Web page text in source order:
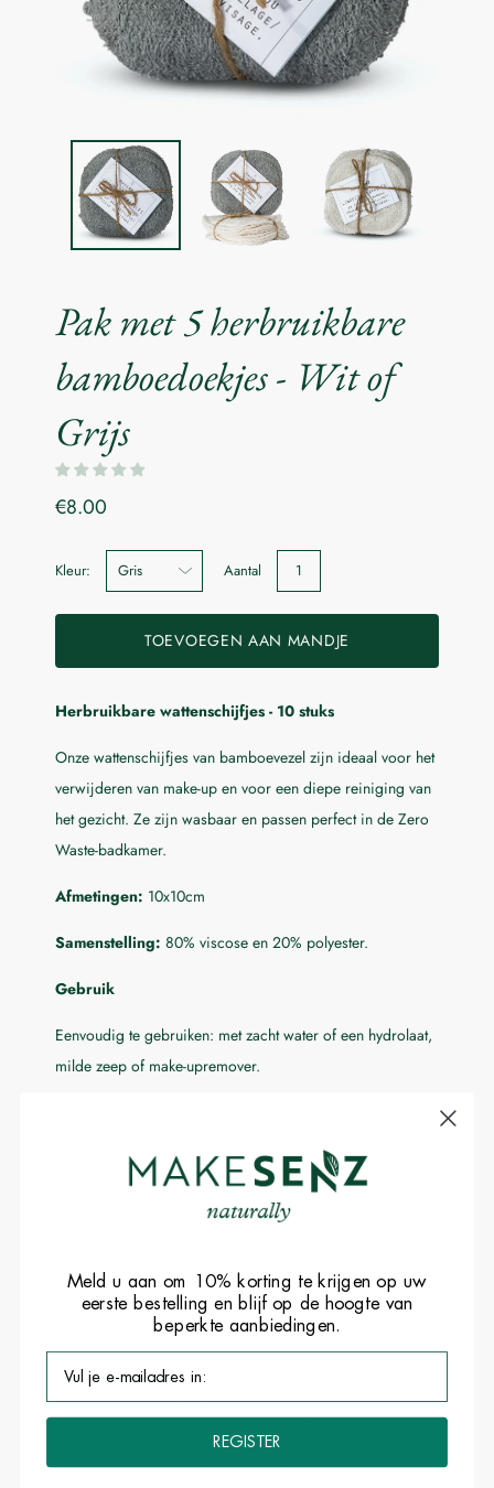
Pak met 5 herbruikbare
bamboedoekjes - Wit of
Grijs
€8.00
Kleur:
Selecteer
de
down
lijst
Aantal
TOEVOEGEN AAN MANDJE
Laat me weten wanneer dit product beschikbaar is:
Herbruikbare wattenschijfjes - 10 stuks
Onze wattenschijfjes van bamboevezel zijn ideaal voor het
verwijderen van make-up en voor een diepe reiniging van
het gezicht. Ze zijn wasbaar en passen perfect in de Zero
Waste-badkamer.
Afmetingen: 10x10cm
Samenstelling: 80% viscose en 20% polyester.
Gebruik
Eenvoudig te gebruiken: met zacht water of een hydrolaat,
milde zeep of make-upremover.
drogen op een delicaat programma in de droger of op
een droogrekje. Je verlengt de levensduur van deze
elke wasbeurt te spoelen in warm water met een beetje
zwarte zeep. Steek ze vervolgens in een wasnetje zonder
ze samen te drukken en dan in de wasmachine.
Klantenbeoordelingen
5.00 sur 5
Basé sur 1 avis
Meld u aan om 10% korting te krijgen op uw
eerste bestelling en blijf op de hoogte van
beperkte aanbiedingen.
REGISTER